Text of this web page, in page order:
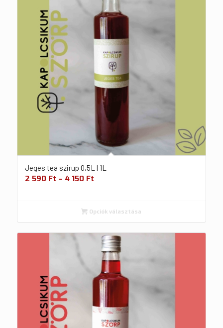
Jeges tea szirup 0,5L | 1L
2 590 Ft – 4 150 Ft
Opciók választása